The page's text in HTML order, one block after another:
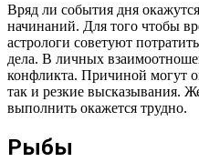
Вряд ли события дня
начинаний. Для того чтобы
астрологи советуют
дела. В личных
конфликта. Причиной могут
так и резкие высказывания.
выполнить окажется трудно.
Рыбы